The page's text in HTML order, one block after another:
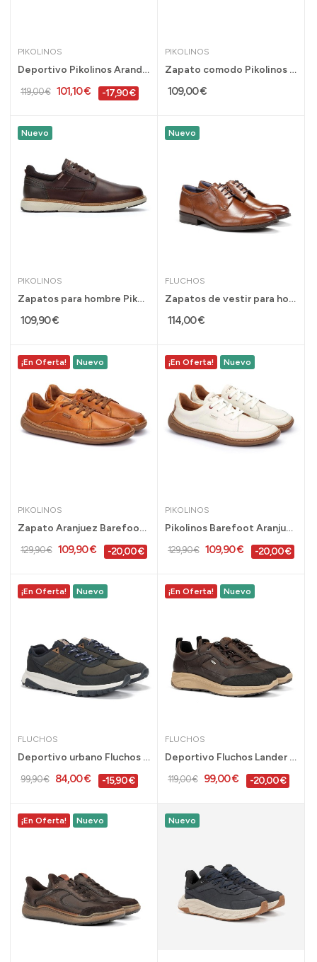
PIKOLINOS
Deportivo Pikolinos Aranda para hombre en piel...
119,00 € 101,10 € -17,90 €
PIKOLINOS
Zapato comodo Pikolinos para hombre Berna en...
109,00 €
Nuevo
PIKOLINOS
Zapatos para hombre Pikolinos Bilbao extra...
109,90 €
Nuevo
FLUCHOS
Zapatos de vestir para hombre Fluchos Heracles...
114,00 €
¡En Oferta! Nuevo
PIKOLINOS
Zapato Aranjuez Barefoot Pikolinos para hombre...
129,90 € 109,90 € -20,00 €
¡En Oferta! Nuevo
PIKOLINOS
Pikolinos Barefoot Aranjuez para hombre en...
129,90 € 109,90 € -20,00 €
¡En Oferta! Nuevo
FLUCHOS
Deportivo urbano Fluchos marino para hombre...
99,90 € 84,00 € -15,90 €
¡En Oferta! Nuevo
FLUCHOS
Deportivo Fluchos Lander piel negro impermeable...
119,00 € 99,00 € -20,00 €
¡En Oferta! Nuevo Nuevo